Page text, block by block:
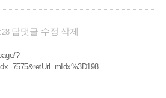
답댓글 수정 삭제
?